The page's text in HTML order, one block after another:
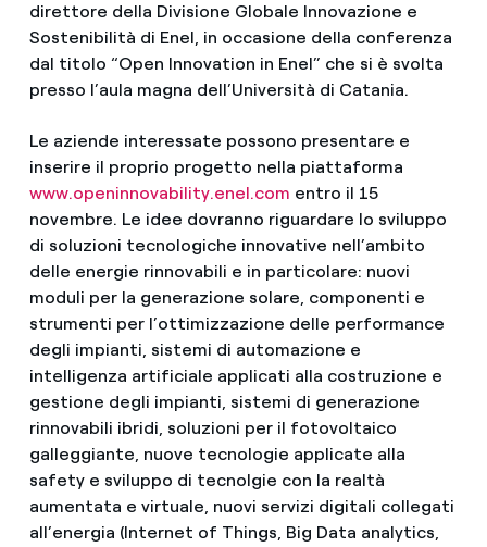
direttore della Divisione Globale Innovazione e
Sostenibilità di Enel, in occasione della conferenza
dal titolo “Open Innovation in Enel” che si è svolta
presso l’aula magna dell’Università di Catania.
Le aziende interessate possono presentare e
inserire il proprio progetto nella piattaforma
www.openinnovability.enel.com entro il 15
novembre. Le idee dovranno riguardare lo sviluppo
di soluzioni tecnologiche innovative nell’ambito
delle energie rinnovabili e in particolare: nuovi
moduli per la generazione solare, componenti e
strumenti per l’ottimizzazione delle performance
degli impianti, sistemi di automazione e
intelligenza artificiale applicati alla costruzione e
gestione degli impianti, sistemi di generazione
rinnovabili ibridi, soluzioni per il fotovoltaico
galleggiante, nuove tecnologie applicate alla
safety e sviluppo di tecnolgie con la realtà
aumentata e virtuale, nuovi servizi digitali collegati
all’energia (Internet of Things, Big Data analytics,